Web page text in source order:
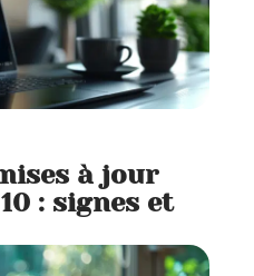
à jour
: signes et